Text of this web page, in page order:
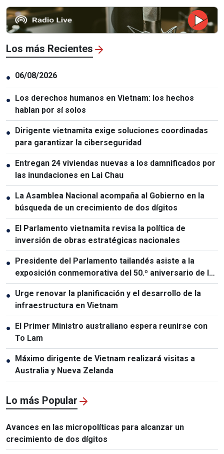
Los más Recientes
● 06/08/2026
●
Los derechos humanos en Vietnam: los hechos
hablan por sí solos
●
Dirigente vietnamita exige soluciones coordinadas
para garantizar la ciberseguridad
●
Entregan 24 viviendas nuevas a los damnificados por
las inundaciones en Lai Chau
●
La Asamblea Nacional acompaña al Gobierno en la
búsqueda de un crecimiento de dos dígitos
●
El Parlamento vietnamita revisa la política de
inversión de obras estratégicas nacionales
●
Presidente del Parlamento tailandés asiste a la
exposición conmemorativa del 50.º aniversario de las
relaciones Vietnam-Tailandia
● Urge renovar la planificación y el desarrollo de la
infraestructura en Vietnam
●
El Primer Ministro australiano espera reunirse con
To Lam
●
Máximo dirigente de Vietnam realizará visitas a
Australia y Nueva Zelanda
Lo más Popular
Avances en las micropolíticas para alcanzar un
crecimiento de dos dígitos